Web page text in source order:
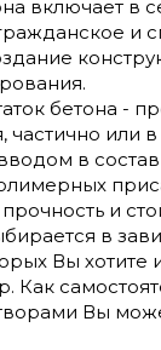
включает в
и
бетона -
частично или
в
и
в
Вы хотите
Как
Вы